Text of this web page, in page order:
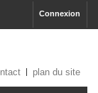
Connexion
plan du site